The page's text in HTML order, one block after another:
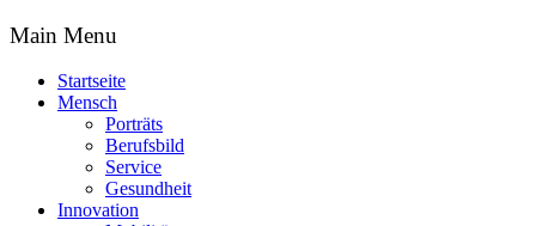
Main Menu
Startseite
Mensch
Porträts
Berufsbild
Service
Gesundheit
Innovation